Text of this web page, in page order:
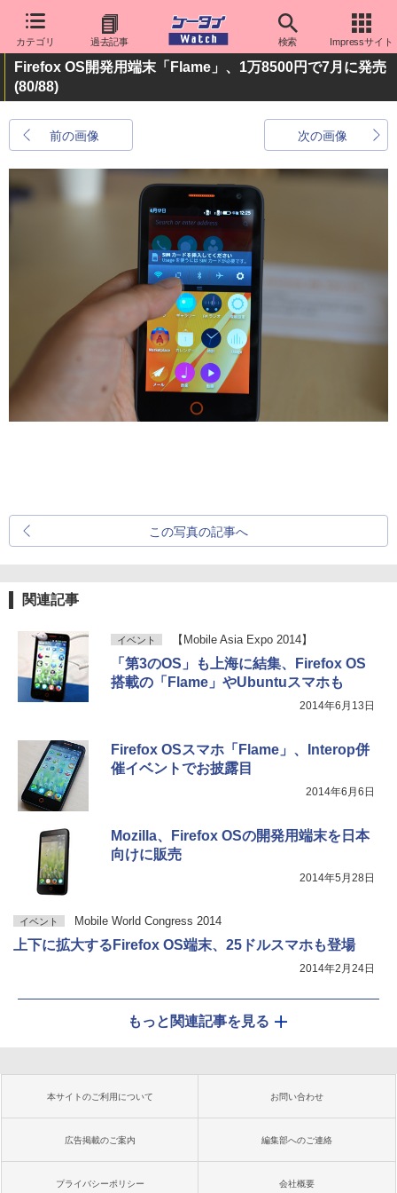
カテゴリ 過去記事 検索 Impressサイト
Firefox OS開発用端末「Flame」、1万8500円で7月に発売
(80/88)
前の画像 次の画像
この写真の記事へ
関連記事
イベント 【Mobile Asia Expo 2014】
「第3のOS」も上海に結集、Firefox OS
搭載の「Flame」やUbuntuスマホも
2014年6月13日
Firefox OSスマホ「Flame」、Interop併
催イベントでお披露目
2014年6月6日
Mozilla、Firefox OSの開発用端末を日本
向けに販売
2014年5月28日
イベント Mobile World Congress 2014
上下に拡大するFirefox OS端末、25ドルスマホも登場
2014年2月24日
もっと関連記事を見る
本サイトのご利用について お問い合わせ
広告掲載のご案内 編集部へのご連絡
プライバシーポリシー 会社概要